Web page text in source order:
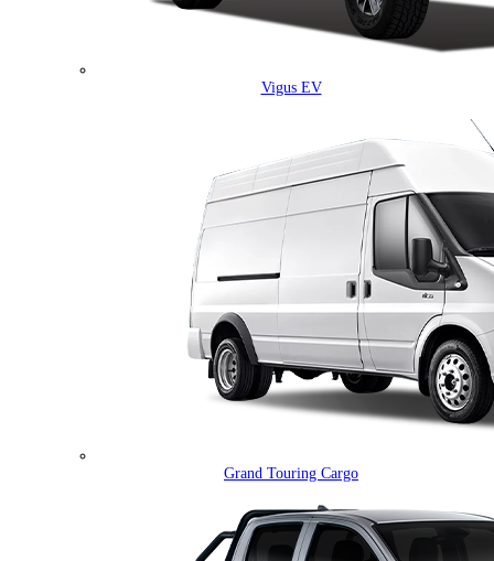
Vigus EV
Grand Touring Cargo